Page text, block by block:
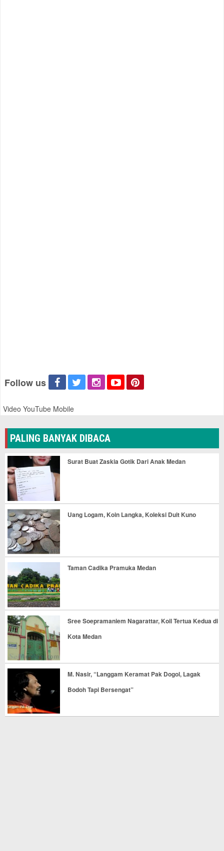
Follow us
Video YouTube Mobile
PALING BANYAK DIBACA
Surat Buat Zaskia Gotik Dari Anak Medan
Uang Logam, Koin Langka, Koleksi Duit Kuno
Taman Cadika Pramuka Medan
Sree Soepramaniem Nagarattar, Koil Tertua Kedua di
Kota Medan
M. Nasir, “Langgam Keramat Pak Dogol, Lagak
Bodoh Tapi Bersengat”